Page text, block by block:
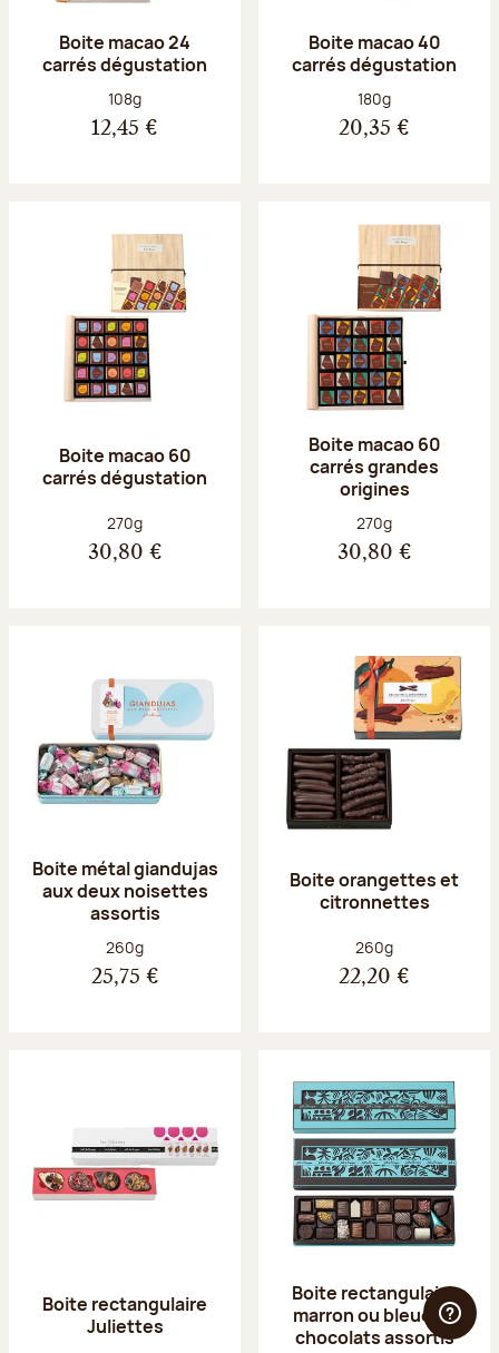
Boite macao 24
carrés dégustation
Poids net :
108g
12,45 €
Boite macao 40
carrés dégustation
Poids net :
180g
20,35 €
Boite macao 60
carrés dégustation
Poids net :
270g
30,80 €
Boite macao 60
carrés grandes
origines
Poids net :
270g
30,80 €
Boite métal giandujas
aux deux noisettes
assortis
Poids net :
260g
25,75 €
Boite orangettes et
citronnettes
Poids net :
260g
22,20 €
Boite rectangulaire
Juliettes
Boite rectangulaire
marron ou bleue 23
chocolats assortis